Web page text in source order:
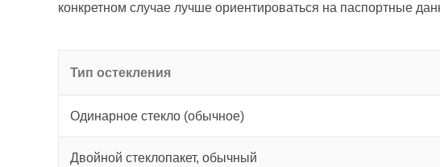
конкретном случае лучше ориентироваться на паспортные
Тип остекления
Одинарное стекло (обычное)
Двойной стеклопакет, обычный